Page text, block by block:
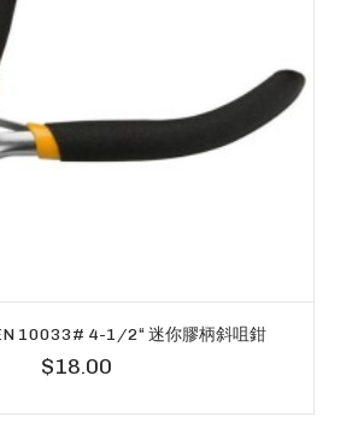
10033# 4-1/2“ 迷你膠柄斜咀鉗
$18.00